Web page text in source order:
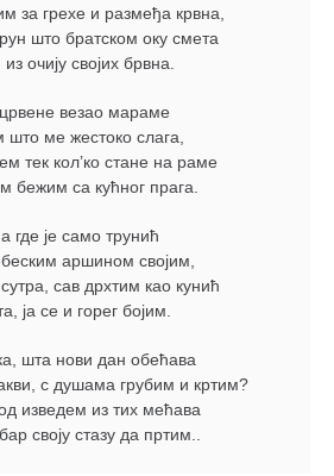
за грехе и размеђа крвна,
што братском оку смета
очију својих брвна.
везaо мараме
што ме жестоко слага,
тек кол’ко стане на раме
бежим са кућног прага.
где је само трунић
аршином својим,
сав дрхтим као кунић
ја се и горег бојим.
шта нови дан обећава
с душама грубим и кртим?
изведем из тих мећава
своју стазу да пртим..